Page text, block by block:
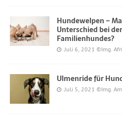
Hundewelpen –
Unterschied bei
Familienhundes?
Juli 6, 2021 ©Img.
Ulmenride für
Juli 5, 2021 ©Img.